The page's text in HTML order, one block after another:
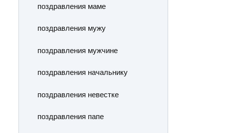
поздравления маме
поздравления мужу
поздравления мужчине
поздравления начальнику
поздравления невестке
поздравления папе